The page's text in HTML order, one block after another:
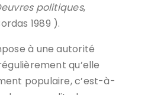
politiques,
1989 ).
à une autorité
qu’elle
populaire, c’est-à-